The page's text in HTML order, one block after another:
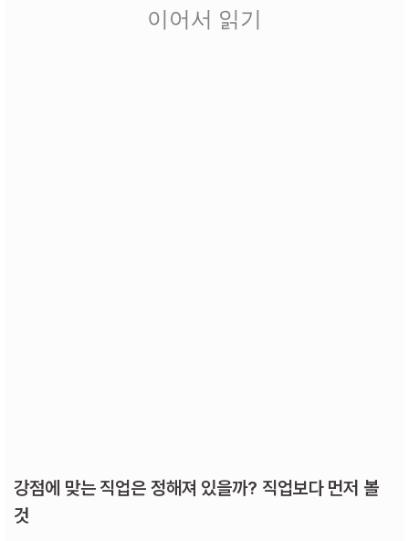
이어서 읽기
강점에 맞는 직업은 정해져 있을까? 직업보다 먼저 볼
것